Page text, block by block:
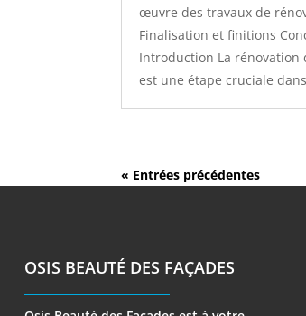
œuvre des travaux de
Finalisation et finitions
Introduction La rénovation
est une étape cruciale
« Entrées précédentes
OSIS BEAUTÉ DES FAÇADES